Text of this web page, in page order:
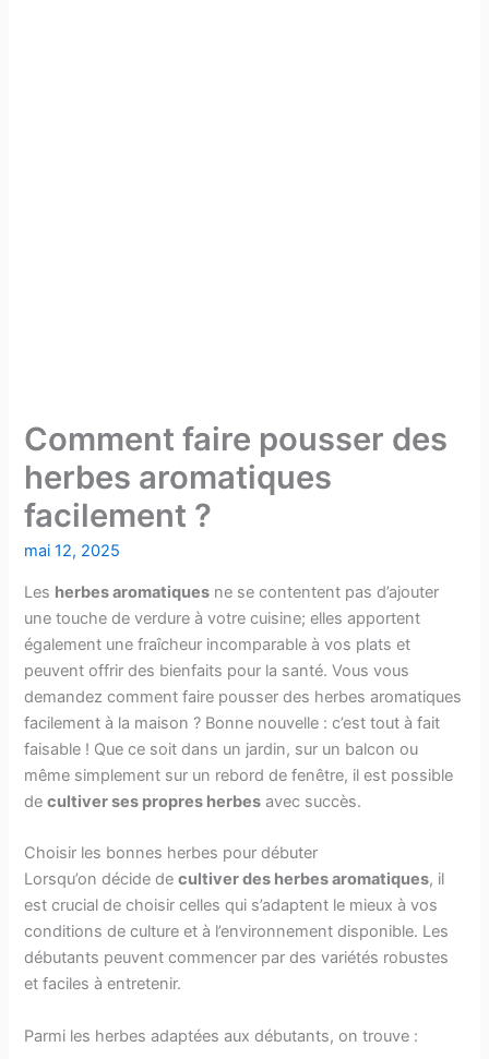
Comment faire pousser des
herbes aromatiques
facilement ?
mai 12, 2025
Les herbes aromatiques ne se contentent pas d’ajouter
une touche de verdure à votre cuisine; elles apportent
également une fraîcheur incomparable à vos plats et
peuvent offrir des bienfaits pour la santé. Vous vous
demandez comment faire pousser des herbes aromatiques
facilement à la maison ? Bonne nouvelle : c’est tout à fait
faisable ! Que ce soit dans un jardin, sur un balcon ou
même simplement sur un rebord de fenêtre, il est possible
decultiver ses propres herbes avec succès.
Choisir les bonnes herbes pour débuter
Lorsqu’on décide decultiver des herbes aromatiques, il
est crucial de choisir celles qui s’adaptent le mieux à vos
conditions de culture et à l’environnement disponible. Les
débutants peuvent commencer par des variétés robustes
et faciles à entretenir.
Parmi les herbes adaptées aux débutants, on trouve :